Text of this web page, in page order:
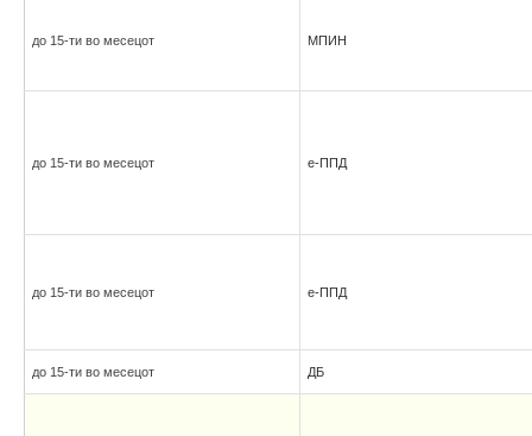
до 15-ти во месецот МПИН
до 15-ти во месецот е-ППД
до 15-ти во месецот е-ППД
до 15-ти во месецот ДБ